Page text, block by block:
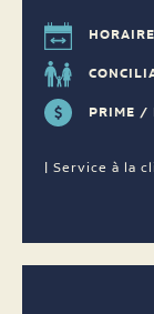
PRIME /
| Service à la